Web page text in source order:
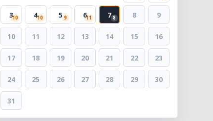
310 410 5 9 611 7 8 8 9
10 11 12 13 14 15 16
17 18 19 20 21 22 23
24 25 26 27 28 29 30
31